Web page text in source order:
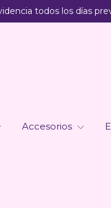
todos los días
Accesorios